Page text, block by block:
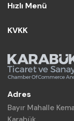
Hızlı Menü
KVKK
Adres
Bayır Mahalle